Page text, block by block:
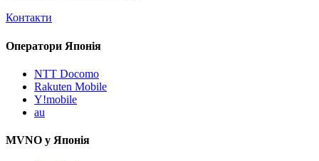
Контакти
Оператори Японія
NTT Docomo
Rakuten Mobile
Y!mobile
au
MVNO у Японія